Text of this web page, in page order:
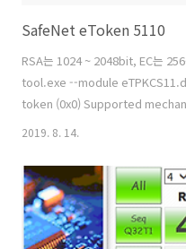
SafeNet eToken 5110
RSA는 1024 ~ 2048bit, EC는
tool.exe --module
token (0x0) Supported
sign, verify DES-MAC-
keySize={24,24}, sign, verify
verify AES-MAC-GENERAL,
2019. 8. 14.